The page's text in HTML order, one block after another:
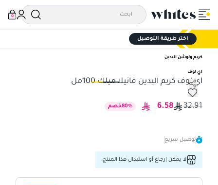
0
اختر طريقة التوصيل
كريم ولوشن اليدين
اي لوف
اي لوف كريم اليدين فانيلا ميلك 100مل
اي لوف كريم اليدين فانيلا ميلك 100مل
32.91
6.58
80% خصم
توصيل سريع
لا يمكن إرجاع أو استبدال هذا المنتج.